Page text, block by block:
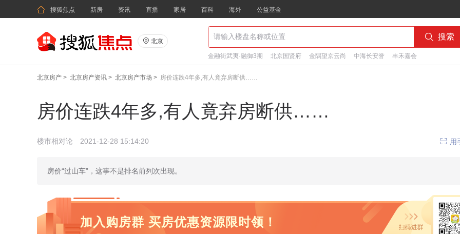
 搜狐焦点 新房 资讯 直播 家居 百科 海外 公益基金
 北京  搜索
金融街武夷·融御3期 北京国贤府 金隅望京云尚 中海长安誉 丰禾嘉会
北京房产 > 北京房产资讯 > 北京房产市场 > 房价连跌4年多,有人竟弃房断供……
房价连跌4年多,有人竟弃房断供……
楼市相对论 2021-12-28 15:14:20  用
房价“过山车”，这事不是排名前列次出现。
加入购房群 买房优惠资源限时领！